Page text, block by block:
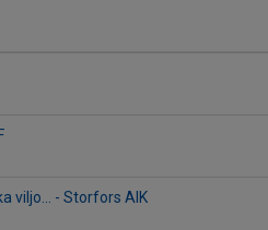
viljo... - Storfors AIK